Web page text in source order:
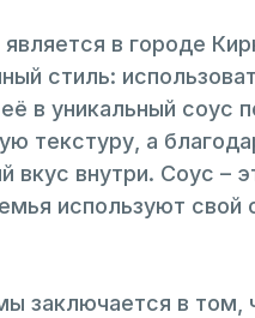
в городе
стиль:
в уникальный соус
текстуру, а
внутри. Соус –
используют свой
заключается в том,